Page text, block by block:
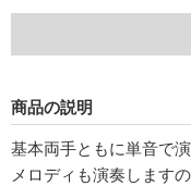
商品の説明
基本両手ともに単音で
メロディも演奏します